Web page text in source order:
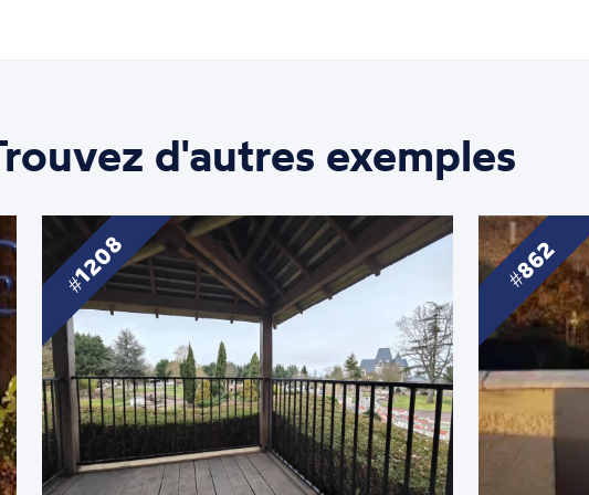
d'autres exemples
1208 862